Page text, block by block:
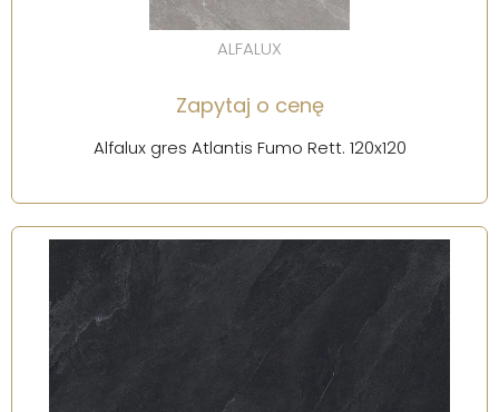
ALFALUX
Zapytaj o cenę
Alfalux gres Atlantis Fumo Rett. 120x120